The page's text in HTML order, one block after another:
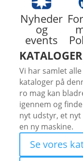
Nyheder
og
events
KATALOGER
Vi har samlet
kataloger på
ro mag kan
igennem og
nyt udstyr, et
en ny maskine.
Se vores